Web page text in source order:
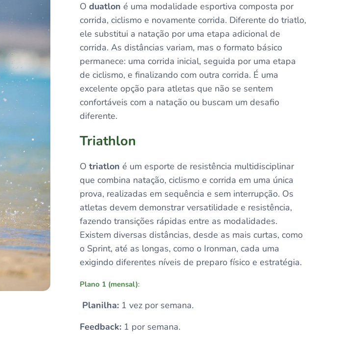
Oduatlon é uma modalidade esportiva composta por
corrida, ciclismo e novamente corrida. Diferente do triatlo,
ele substitui a natação por uma etapa adicional de
corrida. As distâncias variam, mas o formato básico
permanece: uma corrida inicial, seguida por uma etapa
de ciclismo, e finalizando com outra corrida. É uma
excelente opção para atletas que não se sentem
confortáveis com a natação ou buscam um desafio
diferente.
Triathlon
Otriatlon é um esporte de resistência multidisciplinar
que combina natação, ciclismo e corrida em uma única
prova, realizadas em sequência e sem interrupção. Os
atletas devem demonstrar versatilidade e resistência,
fazendo transições rápidas entre as modalidades.
Existem diversas distâncias, desde as mais curtas, como
o Sprint, até as longas, como o Ironman, cada uma
exigindo diferentes níveis de preparo físico e estratégia.
Plano 1 (mensal):
Planilha: 1 vez por semana.
Feedback: 1 por semana.